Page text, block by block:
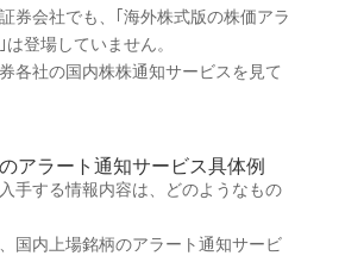
券会社でも、｢海外株式版の株価アラ
登場していません。
各社の国内株株通知サービスを見て
アラート通知サービス具体例
手する情報内容は、どのようなもの
国内上場銘柄のアラート通知サービ